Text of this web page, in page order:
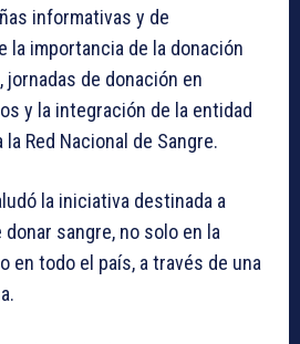
informativas y de
la importancia de la donación
de donación en
y la integración de la entidad
Red Nacional de Sangre.
la iniciativa destinada a
sangre, no solo en la
en todo el país, a través de una